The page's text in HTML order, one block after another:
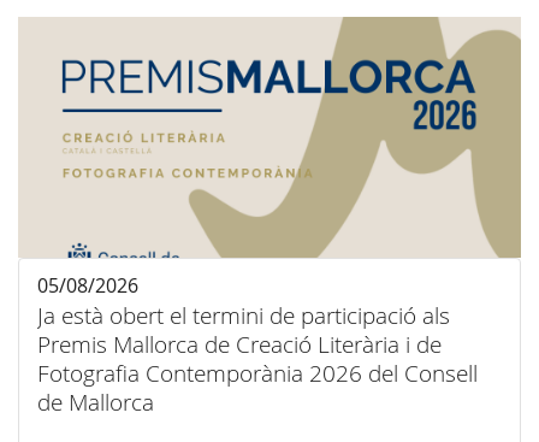
Ja està obert el termini de participació als
Premis Mallorca de Creació Literària i de
Fotografia Contemporània 2026 del Consell
de Mallorca
05/08/2026